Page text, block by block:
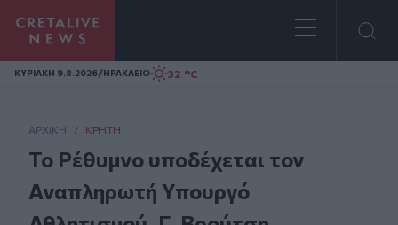
Homepage
ΚΥΡΙΑΚΗ 9.8.2026/ΗΡΑΚΛΕΙΟ 32 °C
ΑΡΧΙΚΗ / ΚΡΉΤΗ
Το Ρέθυμνο υποδέχεται τον
Αναπληρωτή Υπουργό